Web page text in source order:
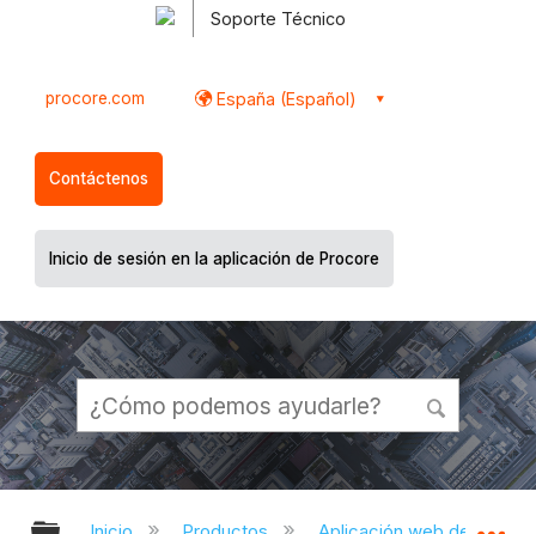
Soporte Técnico
procore.com España (Español)
Contáctenos
Inicio de sesión en la aplicación de Procore